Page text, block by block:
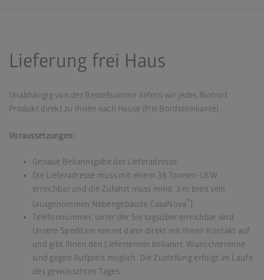
Lieferung frei Haus
Unabhängig von der Bestellsumme liefern wir jedes Biohort
Produkt direkt zu Ihnen nach Hause (frei Bordsteinkante).
Voraussetzungen:
Genaue Bekanntgabe der Lieferadresse
Die Lieferadresse muss mit einem 38 Tonnen-LKW
erreichbar und die Zufahrt muss mind. 3 m breit sein
(ausgenommen Nebengebäude CasaNova ® ).
Telefonnummer, unter der Sie tagsüber erreichbar sind.
Unsere Spedition nimmt dann direkt mit Ihnen Kontakt auf
und gibt Ihnen den Liefertermin bekannt. Wunschtermine
sind gegen Aufpreis möglich. Die Zustellung erfolgt im Laufe
des gewünschten Tages.